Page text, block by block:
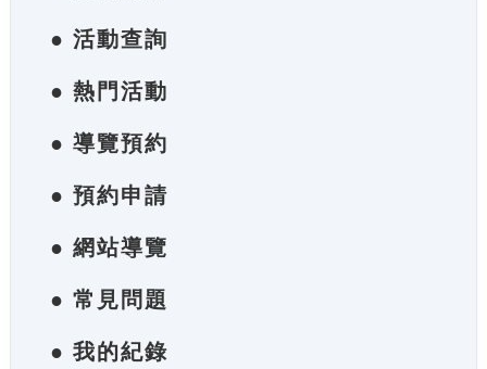
● 活動查詢
● 熱門活動
● 導覽預約
● 預約申請
● 網站導覽
● 常見問題
● 我的紀錄